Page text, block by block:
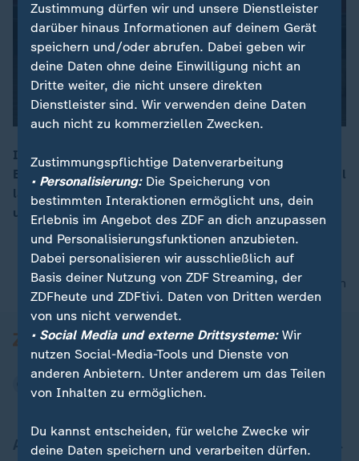
In der Champions League der Frauen hat der FC
Bayern gegen die Titelverteidigerinnen vom FC Arsenal
lange mit 0:2 zurückgelegen. Doch der FCB kämpfte
und drehte das Spiel zu einem 3:2-Sieg.
nach oben
Aktuell bei ZDFheute
Zustimmung dürfen wir und unsere Dienstleister
darüber hinaus Informationen auf deinem Gerät
speichern und/oder abrufen. Dabei geben wir
deine Daten ohne deine Einwilligung nicht an
Dritte weiter, die nicht unsere direkten
Dienstleister sind. Wir verwenden deine Daten
auch nicht zu kommerziellen Zwecken.
Zustimmungspflichtige Datenverarbeitung
• Personalisierung:Die Speicherung von
bestimmten Interaktionen ermöglicht uns, dein
Erlebnis im Angebot des ZDF an dich anzupassen
und Personalisierungsfunktionen anzubieten.
Dabei personalisieren wir ausschließlich auf
Basis deiner Nutzung von ZDF Streaming, der
ZDFheute und ZDFtivi. Daten von Dritten werden
von uns nicht verwendet.
• Social Media und externe Drittsysteme:Wir
nutzen Social-Media-Tools und Dienste von
anderen Anbietern. Unter anderem um das Teilen
von Inhalten zu ermöglichen.
Du kannst entscheiden, für welche Zwecke wir
deine Daten speichern und verarbeiten dürfen.